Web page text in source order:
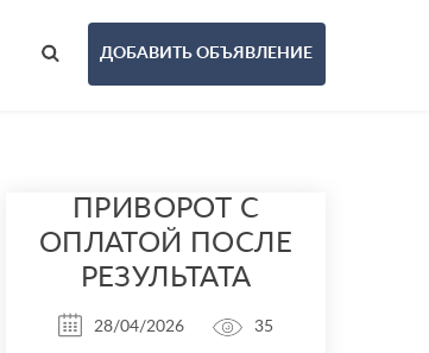
ДОБАВИТЬ ОБЪЯВЛЕНИЕ
ПРИВОРОТ С
ОПЛАТОЙ ПОСЛЕ
РЕЗУЛЬТАТА
28/04/2026 35